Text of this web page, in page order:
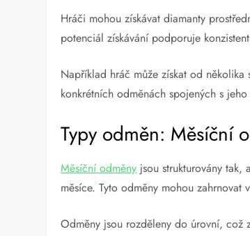
Hráči mohou získávat diamanty
potenciál získávání podporuje
Například hráč může získat od
konkrétních odměnách spojených s
Typy odměn: Měsíční
Měsíční odměny jsou strukturovány tak,
měsíce. Tyto odměny mohou
Odměny jsou rozděleny do úrovní, což